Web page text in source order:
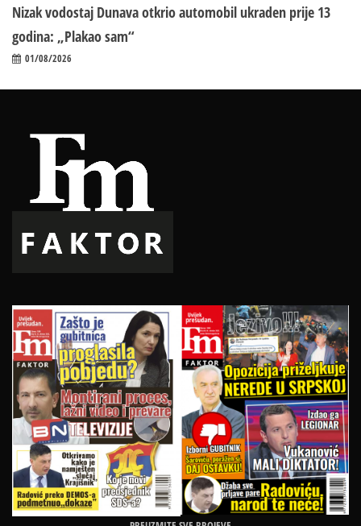
Nizak vodostaj Dunava otkrio automobil ukraden prije 13
godina: „Plakao sam“
01/08/2026